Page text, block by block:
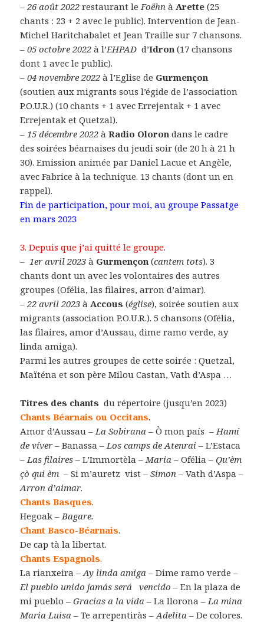
–26 août 2022 restaurant leFoëhn àArette(25
chants : 23 + 2 avec le public). Intervention de Jean-
Michel Haritchabalet et Jean Traille sur 7 chansons.
–05 octobre 2022 à l’EHPAD d’Idron (17 chansons
dont 1 avec le public).
–04 novembre 2022 à l’Eglise de Gurmençon
(soutien aux migrants sous l’égide de l’association
P.O.U.R.) (10 chants + 1 avec Errejentak + 1 avec
Errejentak et Quetzal).
–15 décembre 2022 àRadio Oloron dans le cadre
des soirées béarnaises du jeudi soir (de 20 h à 21 h
30). Emission animée par Daniel Lacue et Angèle,
avec Fabrice à la technique. 13 chants (dont un en
rappel).
Fin de participation, pour moi, au groupe Passatge
en mars 2023
3. Depuis que j’ai quitté le groupe.
–1er avril 2023 à Gurmençon (cantem tots). 3
chants dont un avec les volontaires des autres
groupes (Ofélia, las filaires, arron d’aimar).
–22 avril 2023 àAccous (église), soirée soutien aux
migrants (association P.O.U.R.). 5 chansons (Ofélia,
las filaires, amor d’Aussau, dime ramo verde, ay
linda amiga).
Parmi les autres groupes de cette soirée : Quetzal,
Maïténa et son père Milou Castan, Vath d’Aspa …
Titres des chants du répertoire (jusqu’en 2023)
Chants Béarnais ou Occitans.
Amor d’Aussau –La Sobirana – Ò mon país –Hamí
de víver – Banassa –Los camps de Atenrai – L’Estaca
–Las filaires – L’Immortèla –Maria – Ofélia –Qu’èm
çò qui èm – Si m’auretz vist –Simon – Vath d’Aspa –
Arron d’aimar.
Chants Basques.
Hegoak –Bagare.
Chant Basco-Béarnais.
De cap tà la libertat.
Chants Espagnols.
La rianxeira –Ay linda amiga – Dime ramo verde –
El pueblo unido jamás será vencido – En la plaza de
mi pueblo –Gracias a la vida – La llorona –La mina
Maria Luisa – Te arrepentiràs –Adelita– De colores.